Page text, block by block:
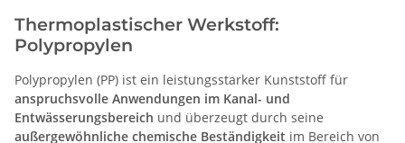
Thermoplastischer Werkstoff:
Polypropylen
Polypropylen (PP) ist ein leistungsstarker Kunststoff für
anspruchsvolle Anwendungen im Kanal- und
Entwässerungsbereich und überzeugt durch seine
außergewöhnliche chemische Beständigkeit im Bereich von